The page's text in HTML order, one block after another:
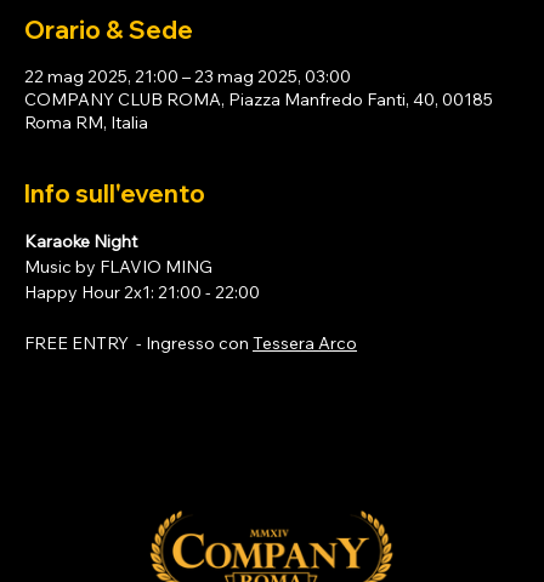
Orario & Sede
22 mag 2025, 21:00 – 23 mag 2025, 03:00
COMPANY CLUB ROMA, Piazza Manfredo Fanti, 40, 00185
Roma RM, Italia
Info sull'evento
Karaoke Night
Music by FLAVIO MING
Happy Hour 2x1: 21:00 - 22:00
FREE ENTRY  - Ingresso con Tessera Arco